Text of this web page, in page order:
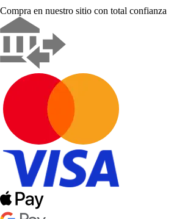
Compra en nuestro sitio con total confianza